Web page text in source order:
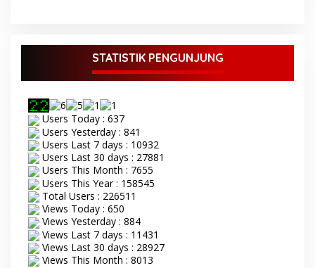
STATISTIK PENGUNJUNG
Users Today : 637
Users Yesterday : 841
Users Last 7 days : 10932
Users Last 30 days : 27881
Users This Month : 7655
Users This Year : 158545
Total Users : 226511
Views Today : 650
Views Yesterday : 884
Views Last 7 days : 11431
Views Last 30 days : 28927
Views This Month : 8013